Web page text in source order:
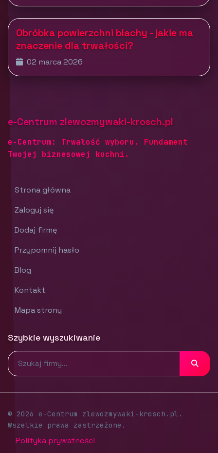
Obróbka powierzchni blachy - jakie ma
znaczenie dla trwałości?
02 marca 2026
e-Centrum zlewozmywaki-krosch.pl
e-Centrum: Trwałość wyboru. Fundament
Twojej biznesowej kuchni.
Strona główna
Zaloguj się
Dodaj firmę
Przypomnij hasło
Blog
Kontakt
Mapa strony
Szybkie wyszukiwanie
© 2026 e-Centrum zlewozmywaki-krosch.pl.
Wszelkie prawa zastrzeżone.
Polityka prywatności